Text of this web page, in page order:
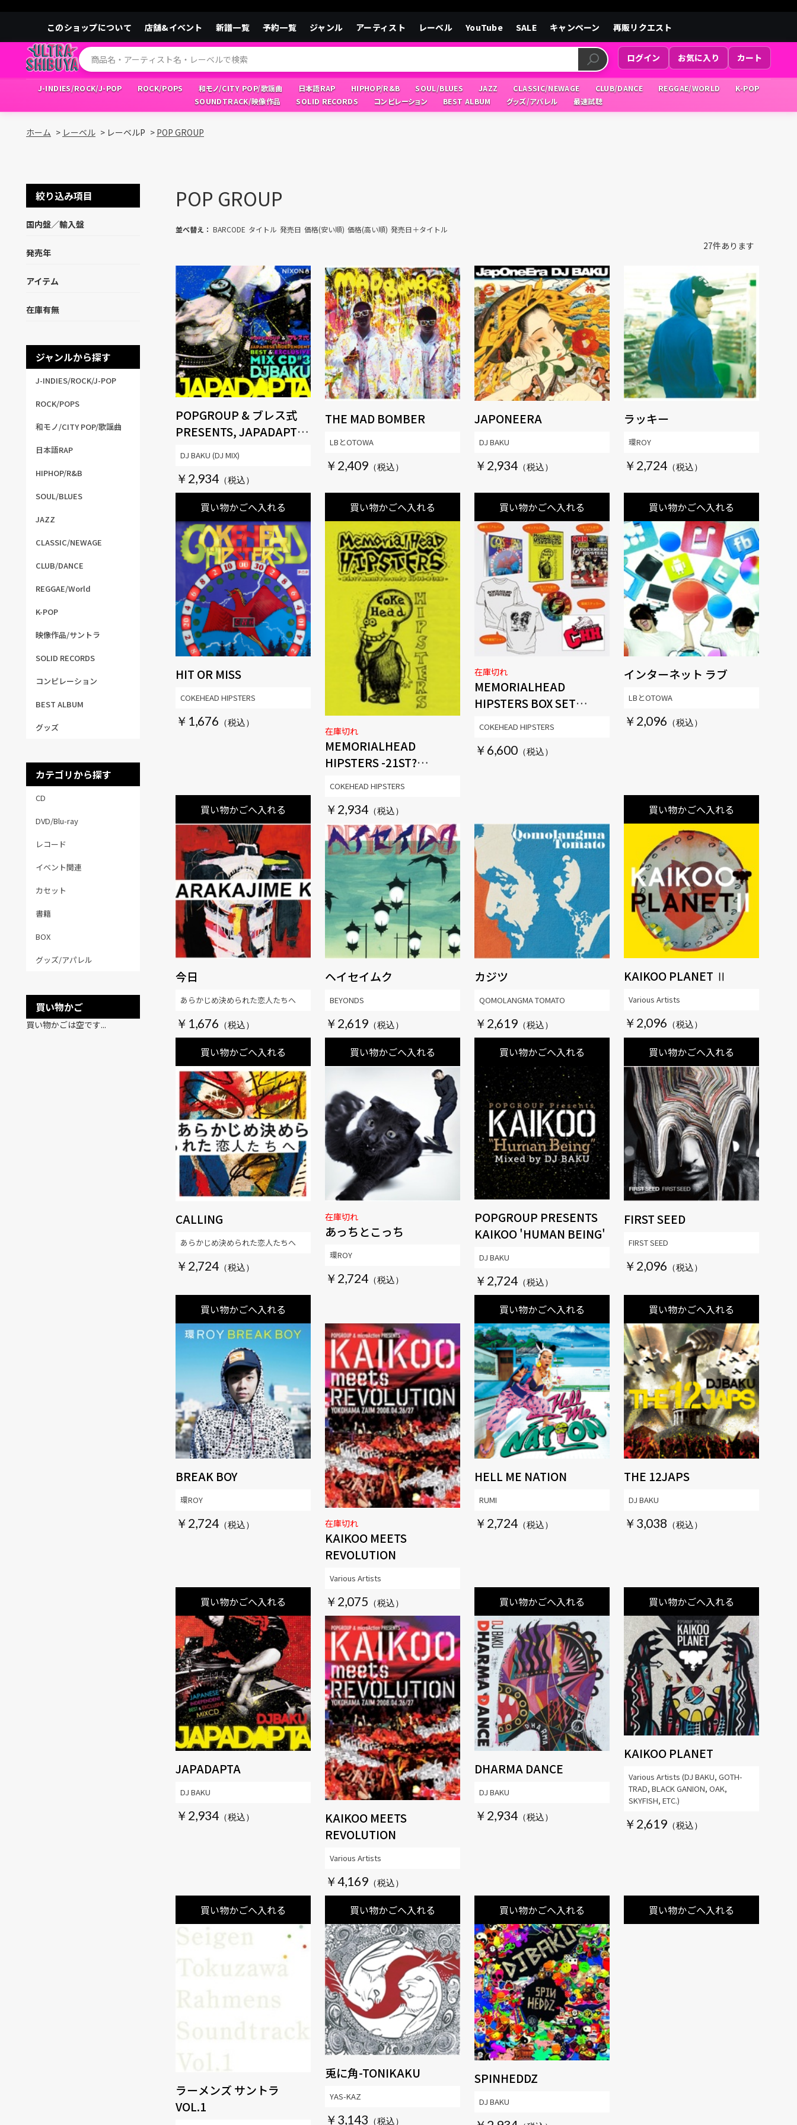
このショップについて 店舗&イベント 新譜一覧 予約一覧 ジャンル アーティスト レーベル YouTube SALE キャンペーン 再販リクエスト
ログイン お気に入り カート
J-INDIES/ROCK/J-POP ROCK/POPS 和モノ/CITY POP/歌謡曲 日本語RAP HIPHOP/R&B SOUL/BLUES JAZZ CLASSIC/NEWAGE CLUB/DANCE REGGAE/WORLD
K-POP
SOUNDTRACK/映像作品
SOLID RECORDS コンピレーション BEST ALBUM グッズ/アパレル 最速試聴
ホーム > レーベル > レーベルP > POP GROUP
絞り込み項目
国内盤／輸入盤
発売年
アイテム
在庫有無
ジャンルから探す
J-INDIES/ROCK/J-POP
ROCK/POPS
和モノ/CITY POP/歌謡曲
日本語RAP
HIPHOP/R&B
SOUL/BLUES
JAZZ
CLASSIC/NEWAGE
CLUB/DANCE
REGGAE/World
K-POP
映像作品/サントラ
SOLID RECORDS
コンピレーション
BEST ALBUM
グッズ
カテゴリから探す
CD
DVD/Blu-ray
レコード
イベント関連
カセット
書籍
BOX
グッズ/アパレル
買い物かご
買い物かごは空です...
POP GROUP
並べ替え： BARCODE タイトル 発売日 価格(安い順) 価格(高い順) 発売日＋タイトル
27件あります
POPGROUP & ブレス式
PRESENTS, JAPADAPTA
￥2,934
買い物かごへ入れる
DJ BAKU (DJ MIX)
THE MAD BOMBER
￥2,409
買い物かごへ入れる
LBとOTOWA
JAPONEERA
￥2,934
買い物かごへ入れる
DJ BAKU
ラッキー
￥2,724
買い物かごへ入れる
環ROY
HIT OR MISS
￥1,676
買い物かごへ入れる
COKEHEAD HIPSTERS
MEMORIALHEAD
HIPSTERS -21ST?
在庫切れ
￥2,934
COKEHEAD HIPSTERS
MEMORIALHEAD
HIPSTERS BOX SET
在庫切れ
￥6,600
COKEHEAD HIPSTERS
インターネット ラブ
￥2,096
買い物かごへ入れる
LBとOTOWA
今日
￥1,676
買い物かごへ入れる
あらかじめ決められた恋人たちへ
ヘイセイムク
￥2,619
買い物かごへ入れる
BEYONDS
カジツ
￥2,619
買い物かごへ入れる
QOMOLANGMA TOMATO
KAIKOO PLANET Ⅱ
￥2,096
買い物かごへ入れる
Various Artists
CALLING
￥2,724
買い物かごへ入れる
あらかじめ決められた恋人たちへ
あっちとこっち
在庫切れ
￥2,724
環ROY
POPGROUP PRESENTS
KAIKOO 'HUMAN BEING'
￥2,724
買い物かごへ入れる
DJ BAKU
FIRST SEED
￥2,096
買い物かごへ入れる
FIRST SEED
BREAK BOY
￥2,724
買い物かごへ入れる
環ROY
KAIKOO MEETS
REVOLUTION
在庫切れ
￥2,075
Various Artists
HELL ME NATION
￥2,724
買い物かごへ入れる
RUMI
THE 12JAPS
￥3,038
買い物かごへ入れる
DJ BAKU
JAPADAPTA
￥2,934
買い物かごへ入れる
DJ BAKU
KAIKOO MEETS
REVOLUTION
￥4,169
買い物かごへ入れる
Various Artists
DHARMA DANCE
￥2,934
買い物かごへ入れる
DJ BAKU
KAIKOO PLANET
￥2,619
買い物かごへ入れる
Various Artists (DJ BAKU, GOTH-
TRAD, BLACK GANION, OAK,
SKYFISH, ETC.)
ラーメンズ サントラ
VOL.1
兎に角-TONIKAKU
￥3,143
YAS-KAZ
SPINHEDDZ
DJ BAKU